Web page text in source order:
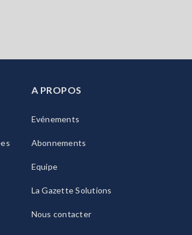
A PROPOS
Evénements
Abonnements
Equipe
La Gazette Solutions
Nous contacter